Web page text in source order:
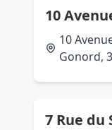
10
10
Gonord,
7 Rue du